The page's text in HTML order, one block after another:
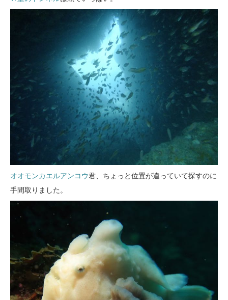
オオモンカエルアンコウ君、ちょっと位置が違っていて探すのに
手間取りました。